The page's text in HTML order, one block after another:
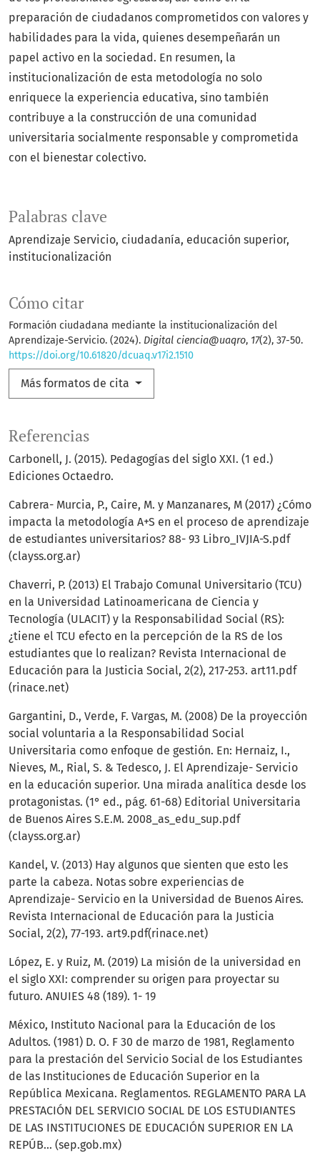
Palabras clave
Aprendizaje Servicio ciudadanía educación superior
institucionalización
Cómo citar
Formación ciudadana mediante la institucionalización del
Aprendizaje-Servicio. (2024). Digital ciencia@uaqro, 17(2), 37-50.
https://doi.org/10.61820/dcuaq.v17i2.1510
Más formatos de cita
preparación de ciudadanos comprometidos con valores y
habilidades para la vida, quienes desempeñarán un
papel activo en la sociedad. En resumen, la
institucionalización de esta metodología no solo
enriquece la experiencia educativa, sino también
contribuye a la construcción de una comunidad
universitaria socialmente responsable y comprometida
con el bienestar colectivo.
Referencias
Carbonell, J. (2015). Pedagogías del siglo XXI. (1 ed.)
Ediciones Octaedro.
Cabrera- Murcia, P., Caire, M. y Manzanares, M (2017) ¿Cómo
impacta la metodología A+S en el proceso de aprendizaje
de estudiantes universitarios? 88- 93 Libro_IVJIA-S.pdf
(clayss.org.ar)
Chaverri, P. (2013) El Trabajo Comunal Universitario (TCU)
en la Universidad Latinoamericana de Ciencia y
Tecnología (ULACIT) y la Responsabilidad Social (RS):
¿tiene el TCU efecto en la percepción de la RS de los
estudiantes que lo realizan? Revista Internacional de
Educación para la Justicia Social, 2(2), 217-253. art11.pdf
(rinace.net)
Gargantini, D., Verde, F. Vargas, M. (2008) De la proyección
social voluntaria a la Responsabilidad Social
Universitaria como enfoque de gestión. En: Hernaiz, I.,
Nieves, M., Rial, S. & Tedesco, J. El Aprendizaje- Servicio
en la educación superior. Una mirada analítica desde los
protagonistas. (1° ed., pág. 61-68) Editorial Universitaria
de Buenos Aires S.E.M. 2008_as_edu_sup.pdf
(clayss.org.ar)
Kandel, V. (2013) Hay algunos que sienten que esto les
parte la cabeza. Notas sobre experiencias de
Aprendizaje- Servicio en la Universidad de Buenos Aires.
Revista Internacional de Educación para la Justicia
Social, 2(2), 77-193. art9.pdf(rinace.net)
López, E. y Ruiz, M. (2019) La misión de la universidad en
el siglo XXI: comprender su origen para proyectar su
futuro. ANUIES 48 (189). 1- 19
México, Instituto Nacional para la Educación de los
Adultos. (1981) D. O. F 30 de marzo de 1981, Reglamento
para la prestación del Servicio Social de los Estudiantes
de las Instituciones de Educación Superior en la
República Mexicana. Reglamentos. REGLAMENTO PARA LA
PRESTACIÓN DEL SERVICIO SOCIAL DE LOS ESTUDIANTES
DE LAS INSTITUCIONES DE EDUCACIÓN SUPERIOR EN LA
REPÚB... (sep.gob.mx)